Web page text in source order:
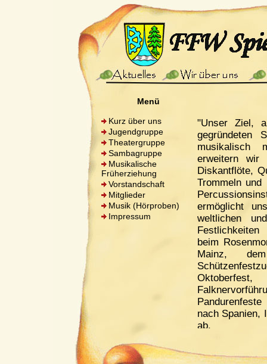
Menü
Kurz über uns
Jugendgruppe
Theatergruppe
Sambagruppe
Musikalische
Früherziehung
Vorstandschaft
Mitglieder
Musik (Hörproben)
Impressum
"Unser Ziel,
gegründeten
musikalisch
erweitern wir
Diskantflöte,
Trommeln
ermöglicht
weltlichen
Festlichkeiten
beim
Mainz,
nach Spanien,
ab.